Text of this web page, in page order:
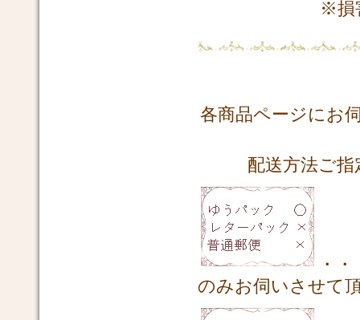
※損
各商品ページにお
配送方法ご
・・
のみお伺いさせて